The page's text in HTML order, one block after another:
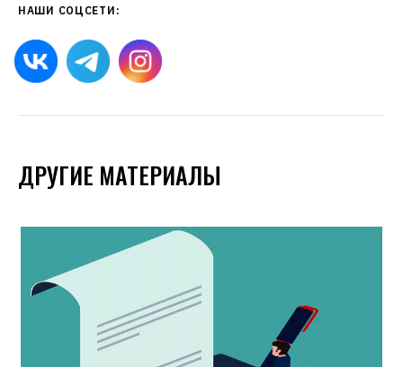
НАШИ СОЦСЕТИ:
ДРУГИЕ МАТЕРИАЛЫ